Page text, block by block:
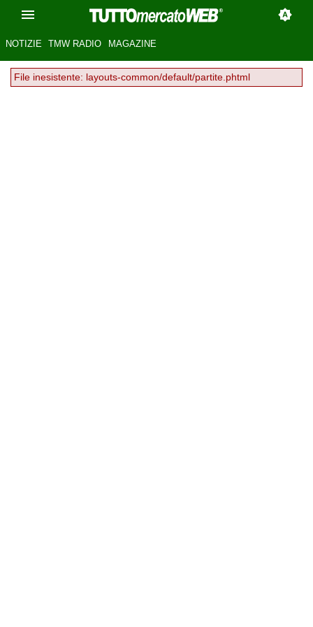
NOTIZIE TMW RADIO MAGAZINE
File inesistente: layouts-common/default/partite.phtml